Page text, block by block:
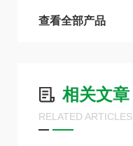
查看全部产品
相关文章
RELATED ARTICLES